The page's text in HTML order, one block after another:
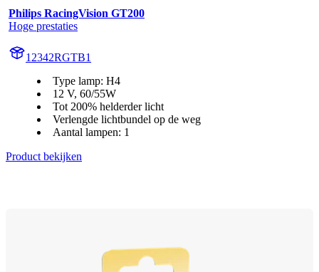
Philips RacingVision GT200
Hoge prestaties
12342RGTB1
Type lamp: H4
12 V, 60/55W
Tot 200% helderder licht
Verlengde lichtbundel op de weg
Aantal lampen: 1
Product bekijken